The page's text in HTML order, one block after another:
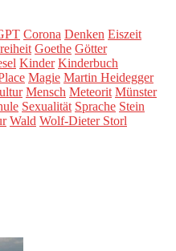
Corona Denken Eiszeit
Goethe Götter
Kinder Kinderbuch
Magie Martin Heidegger
Mensch Meteorit Münster
Sexualität Sprache Stein
Wald Wolf-Dieter Storl